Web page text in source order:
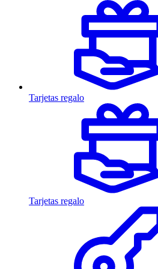
Tarjetas regalo
Tarjetas regalo